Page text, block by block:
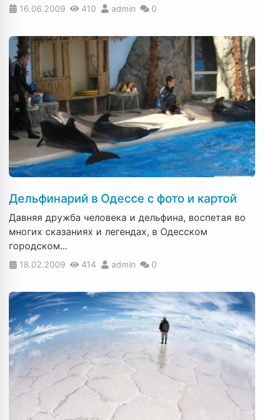
16.06.2009 410 admin 0
Дельфинарий в Одессе с фото и картой
Давняя дружба человека и дельфина, воспетая во
многих сказаниях и легендах, в Одесском
городском...
18.02.2009 414 admin 0